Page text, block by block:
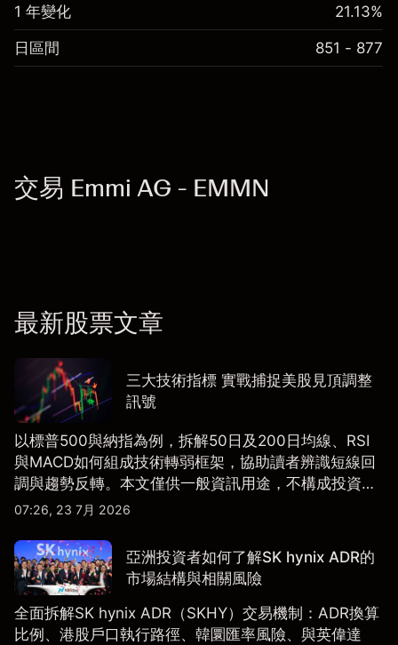
1 年變化 21.13%
日區間 851 - 877
交易 Emmi AG - EMMN
最新股票文章
三大技術指標 實戰捕捉美股見頂調整
訊號
以標普500與納指為例，拆解50日及200日均線、RSI
與MACD如何組成技術轉弱框架，協助讀者辨識短線回
調與趨勢反轉。本文僅供一般資訊用途，不構成投資研
究、投資建議或任何交易推薦。
07:26, 23 7月 2026
亞洲投資者如何了解SK hynix ADR的
市場結構與相關風險
全面拆解SK hynix ADR（SKHY）交易機制：ADR換算
比例、港股戶口執行路徑、韓圜匯率風險、與英偉達